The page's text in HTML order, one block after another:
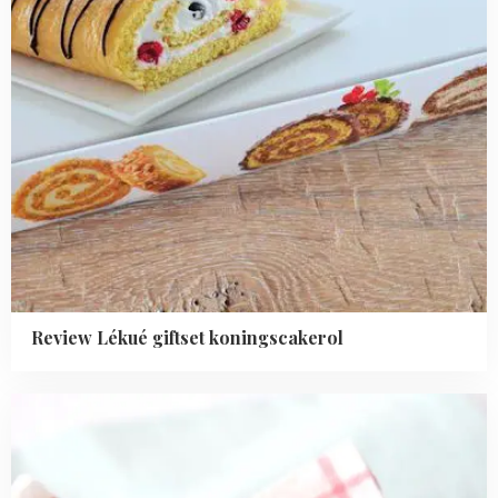
Review Lékué giftset koningscakerol
Empanada's